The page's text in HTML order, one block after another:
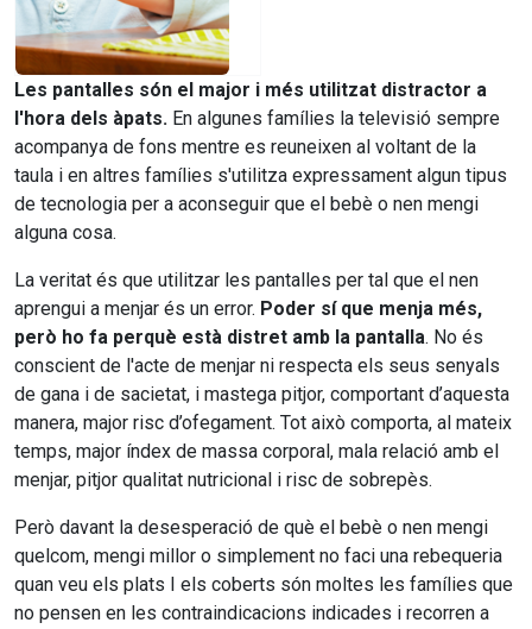
Les pantalles són el major i més utilitzat distractor a
l'hora dels àpats. En algunes famílies la televisió sempre
acompanya de fons mentre es reuneixen al voltant de la
taula i en altres famílies s'utilitza expressament algun tipus
de tecnologia per a aconseguir que el bebè o nen mengi
alguna cosa.
La veritat és que utilitzar les pantalles per tal que el nen
aprengui a menjar és un error. Poder sí que menja més,
però ho fa perquè està distret amb la pantalla. No és
conscient de l'acte de menjar ni respecta els seus senyals
de gana i de sacietat, i mastega pitjor, comportant d’aquesta
manera, major risc d’ofegament. Tot això comporta, al mateix
temps, major índex de massa corporal, mala relació amb el
menjar, pitjor qualitat nutricional i risc de sobrepès.
Però davant la desesperació de què el bebè o nen mengi
quelcom, mengi millor o simplement no faci una rebequeria
quan veu els plats I els coberts són moltes les famílies que
no pensen en les contraindicacions indicades i recorren a